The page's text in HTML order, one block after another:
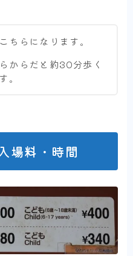
ちらになります。
からだと約30分歩く
。
場料・時間